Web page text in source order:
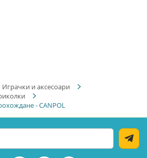
Играчки и аксесоари
- CANPOL